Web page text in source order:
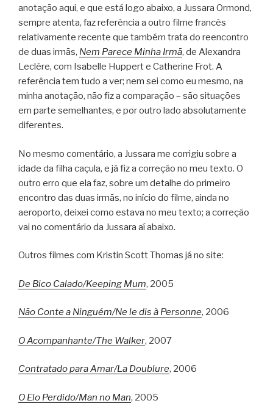
anotação aqui, e que está logo abaixo, a Jussara Ormond,
sempre atenta, faz referência a outro filme francês
relativamente recente que também trata do reencontro
de duas irmãs, Nem Parece Minha Irmã, de Alexandra
Leclère, com Isabelle Huppert e Catherine Frot. A
referência tem tudo a ver; nem sei como eu mesmo, na
minha anotação, não fiz a comparação – são situações
em parte semelhantes, e por outro lado absolutamente
diferentes.
No mesmo comentário, a Jussara me corrigiu sobre a
idade da filha caçula, e já fiz a correção no meu texto. O
outro erro que ela faz, sobre um detalhe do primeiro
encontro das duas irmãs, no início do filme, ainda no
aeroporto, deixei como estava no meu texto; a correção
vai no comentário da Jussara aí abaixo.
Outros filmes com Kristin Scott Thomas já no site:
De Bico Calado/Keeping Mum, 2005
Não Conte a Ninguém/Ne le dis à Personne, 2006
O Acompanhante/The Walker, 2007
Contratado para Amar/La Doublure, 2006
O Elo Perdido/Man no Man, 2005